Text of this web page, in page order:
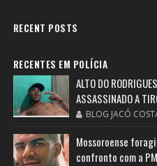
RECENT POSTS
RECENTES EM POLÍCIA
ALTO DO
ASSASSINADO A
BLOG JACÓ
Mossoroense
confronto com a